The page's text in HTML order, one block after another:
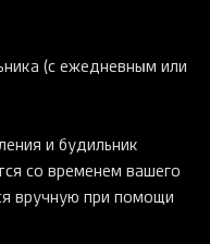
(с ежедневным или
и будильник
со временем вашего
вручную при помощи